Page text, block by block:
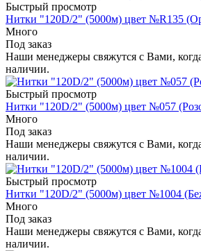
Быстрый просмотр
Нитки "120D/2" (5000м) цвет №R135
Много
Под заказ
Наши менеджеры свяжутся с Вами,
наличии.
Быстрый просмотр
Нитки "120D/2" (5000м) цвет №057
Много
Под заказ
Наши менеджеры свяжутся с Вами,
наличии.
Быстрый просмотр
Нитки "120D/2" (5000м) цвет №1004
Много
Под заказ
Наши менеджеры свяжутся с Вами,
наличии.